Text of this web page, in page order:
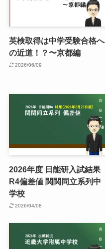
英検取得は中学受験合格へ
の近道！？〜京都編
2026/06/09
2026年度 日能研入試結果
R4偏差値 関関同立系列中
学校
2026/04/08